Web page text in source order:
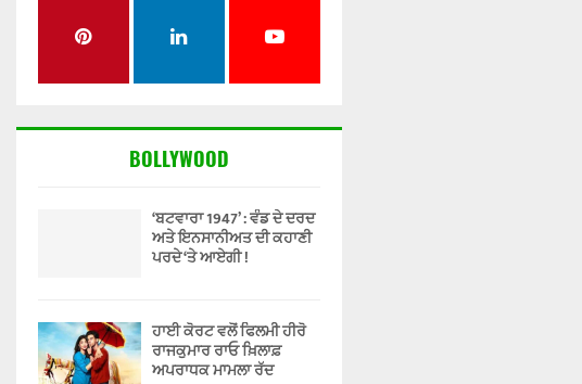
BOLLYWOOD
‘ਬਟਵਾਰਾ 1947’ : ਵੰਡ ਦੇ ਦਰਦ
ਅਤੇ ਇਨਸਾਨੀਅਤ ਦੀ ਕਹਾਣੀ
ਪਰਦੇ ‘ਤੇ ਆਏਗੀ !
ਹਾਈ ਕੋਰਟ ਵਲੋਂ ਫਿਲਮੀ ਹੀਰੋ
ਰਾਜਕੁਮਾਰ ਰਾਓ ਖ਼ਿਲਾਫ਼
ਅਪਰਾਧਕ ਮਾਮਲਾ ਰੱਦ